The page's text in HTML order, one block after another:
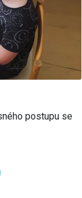
postupu se